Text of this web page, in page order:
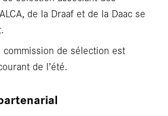
de la Draaf et de la Daac se
commission de sélection est
de l’été.